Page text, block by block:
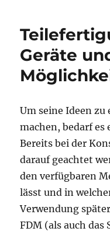
Geräte
Um seine Ideen zu
machen, bedarf
Bereits bei der
darauf geachtet
den verfügbaren
lässt und in
Verwendung
FDM (als auch das